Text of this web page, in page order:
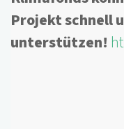
Projekt schnell
unterstützen!